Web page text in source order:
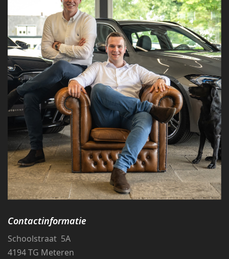
Contactinformatie
Schoolstraat 5A
4194 TG Meteren